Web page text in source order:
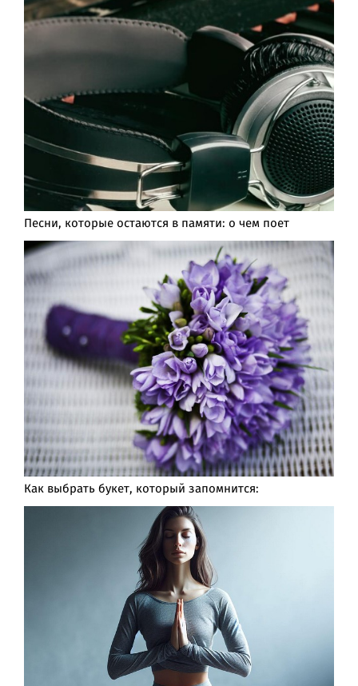
Песни, которые остаются в памяти: о чем поет
Как выбрать букет, который запомнится: